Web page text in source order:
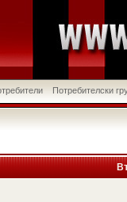
Потребителски